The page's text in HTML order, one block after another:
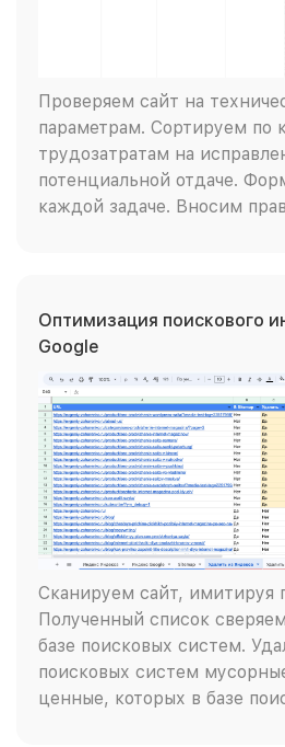
Проверяем сайт на
параметрам. Сортируем по
трудозатратам на
потенциальной отдаче.
каждой задаче. Вносим
Оптимизация поискового
Google
Сканируем сайт, имитируя
Полученный список
базе поисковых систем.
поисковых систем
ценные, которых в базе